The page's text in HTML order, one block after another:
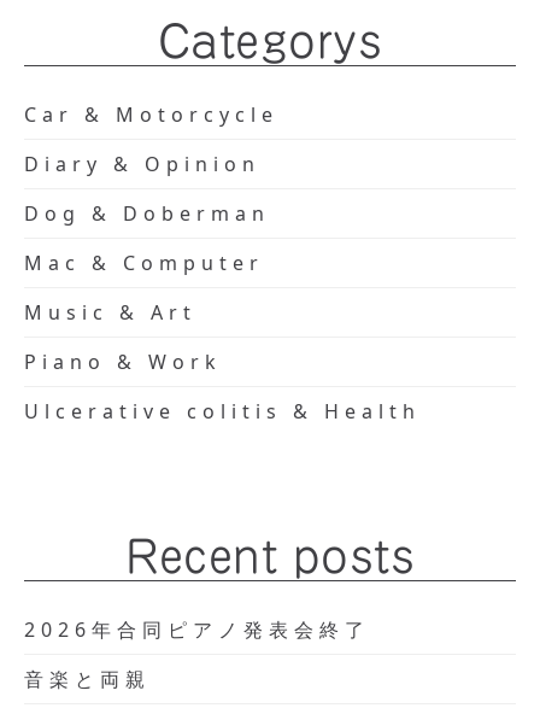
Categorys
Car & Motorcycle
Diary & Opinion
Dog & Doberman
Mac & Computer
Music & Art
Piano & Work
Ulcerative colitis & Health
Recent posts
2026年合同ピアノ発表会終了
音楽と両親